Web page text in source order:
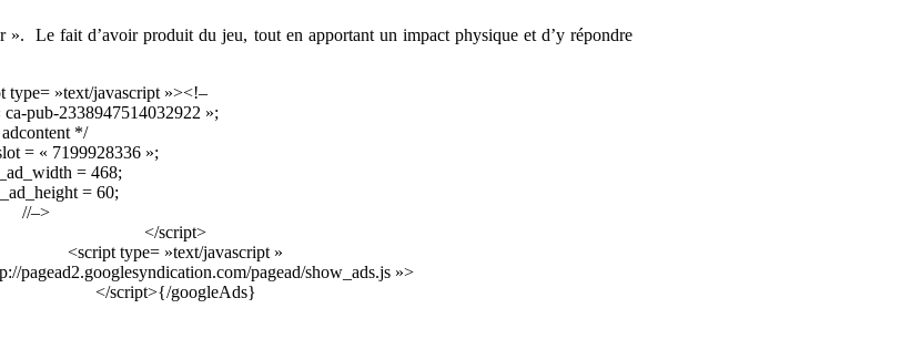
». Le fait d’avoir produit du jeu, tout en apportant un impact physique et d’y répondre
type= »text/javascript »><!–
pub-2338947514032922 »;
*/
= « 7199928336 »;
= 468;
= 60;
//–>
</script>
<script type= »text/javascript »
pagead2.googlesyndication.com/pagead/show_ads.js »>
</script>{/googleAds}